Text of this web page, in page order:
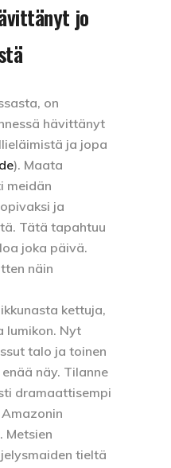
jo
on
hävittänyt
ja jopa
). Maata
meidän
ja
Tätä tapahtuu
joka päivä.
näin
kettuja,
lumikon. Nyt
talo ja toinen
näy. Tilanne
dramaattisempi
Metsien
tieltä